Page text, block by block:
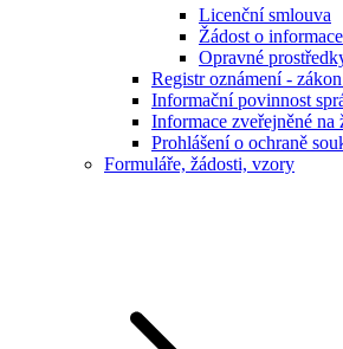
Licenční smlouva
Žádost o informace
Opravné
Registr oznámení -
Informační povinnost
Informace zveřejněné na
Prohlášení o ochraně
Formuláře, žádosti, vzory